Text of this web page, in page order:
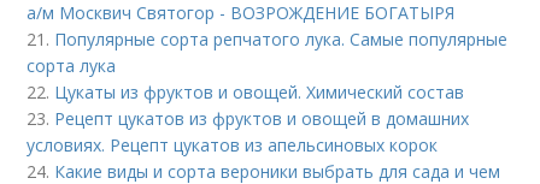
а/м Москвич Святогор - ВОЗРОЖДЕНИЕ БОГАТЫРЯ
21. Популярные сорта репчатого лука. Самые популярные
сорта лука
22. Цукаты из фруктов и овощей. Химический состав
23. Рецепт цукатов из фруктов и овощей в домашних
условиях. Рецепт цукатов из апельсиновых корок
24. Какие виды и сорта вероники выбрать для сада и чем